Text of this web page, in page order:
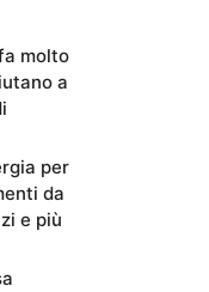
molto
a
per
da
e più